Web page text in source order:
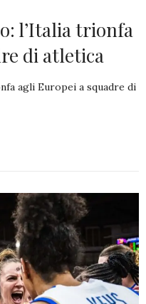
l’Italia trionfa
di atletica
agli Europei a squadre di